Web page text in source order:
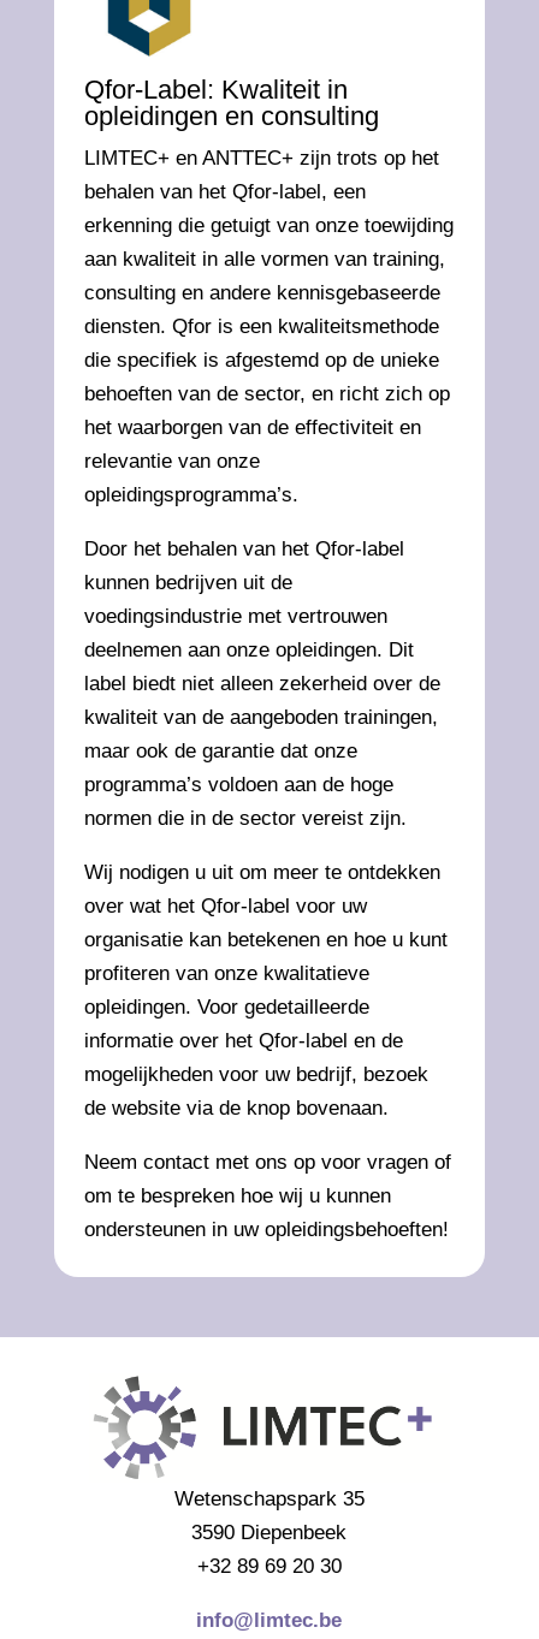
Qfor-Label: Kwaliteit in
opleidingen en consulting
LIMTEC+ en ANTTEC+ zijn trots op het
behalen van het Qfor-label, een
erkenning die getuigt van onze toewijding
aan kwaliteit in alle vormen van training,
consulting en andere kennisgebaseerde
diensten. Qfor is een kwaliteitsmethode
die specifiek is afgestemd op de unieke
behoeften van de sector, en richt zich op
het waarborgen van de effectiviteit en
relevantie van onze
opleidingsprogramma’s.
Door het behalen van het Qfor-label
kunnen bedrijven uit de
voedingsindustrie met vertrouwen
deelnemen aan onze opleidingen. Dit
label biedt niet alleen zekerheid over de
kwaliteit van de aangeboden trainingen,
maar ook de garantie dat onze
programma’s voldoen aan de hoge
normen die in de sector vereist zijn.
Wij nodigen u uit om meer te ontdekken
over wat het Qfor-label voor uw
organisatie kan betekenen en hoe u kunt
profiteren van onze kwalitatieve
opleidingen. Voor gedetailleerde
informatie over het Qfor-label en de
mogelijkheden voor uw bedrijf, bezoek
de website via de knop bovenaan.
Neem contact met ons op voor vragen of
om te bespreken hoe wij u kunnen
ondersteunen in uw opleidingsbehoeften!
Wetenschapspark 35
3590 Diepenbeek
+32 89 69 20 30
info@limtec.be